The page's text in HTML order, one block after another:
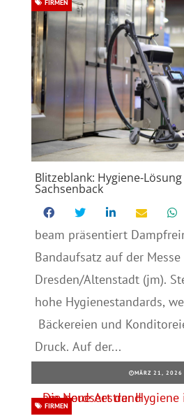
Blitzeblank: Hygiene-
Sachsenback
FIRMEN
beam präsentiert
Bandaufsatz auf der
Dresden/Altenstadt (jm).
hohe Hygienestandards,
Bäckereien und
Druck. Auf der...
MÄRZ 21, 2026
FIRMEN